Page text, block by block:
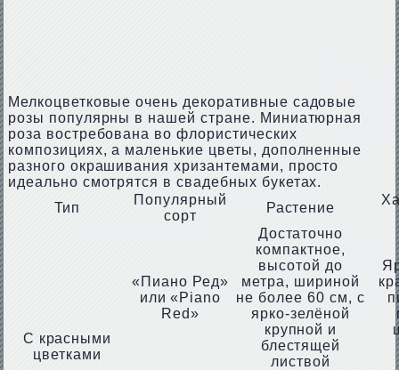
Мелкоцветковые очень декоративные садовые
розы популярны в нашей стране. Миниатюрная
роза востребована во флористических
композициях, а маленькие цветы, дополненные
разного окрашивания хризантемами, просто
идеально смотрятся в свадебных букетах.
Тип
Популярный
сорт
Растение
С красными
цветками
«Пиано Ред»
или «Piano
Red»
Достаточно
компактное,
высотой до
метра, шириной
не более 60 см, с
ярко-зелёной
крупной и
блестящей
листвой